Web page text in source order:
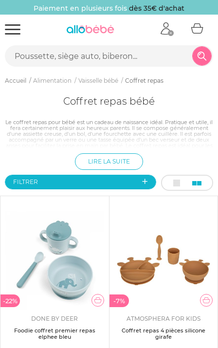
Paiement en plusieurs fois dès 35€ d'achat
Accueil Alimentation Vaisselle bébé Coffret repas
Coffret repas bébé
Le coffret repas pour bébé est un cadeau de naissance idéal. Pratique et utile, il
fera certainement plaisir aux heureux parents. Il se compose généralement
d'une assiette creuse, d'un bol, d'une fourchette avec une cuillère. Il est parfois
accompagné par un verre ou une tasse équipée d'un bec verseur et de deux
mélamine pour limiter la casse. Joliment décorés, ces coffrets existent dans
différents motifs.
LIRE LA SUITE
FILTRER
-22%
DONE BY DEER
Foodie coffret premier repas
elphee bleu
-7%
ATMOSPHERA FOR KIDS
Coffret repas 4 pièces silicone
girafe